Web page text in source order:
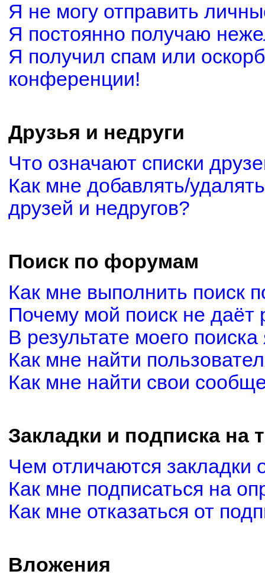
Я не могу отправить
Я постоянно получаю
Я получил спам или
конференции!
Друзья и недруги
Что означают списки
Как мне добавлять/
друзей и недругов?
Поиск по форумам
Как мне выполнить поиск
Почему мой поиск не даёт
В результате моего
Как мне найти
Как мне найти свои
Закладки и подписка на
Чем отличаются закладки
Как мне подписаться на
Как мне отказаться от
Вложения